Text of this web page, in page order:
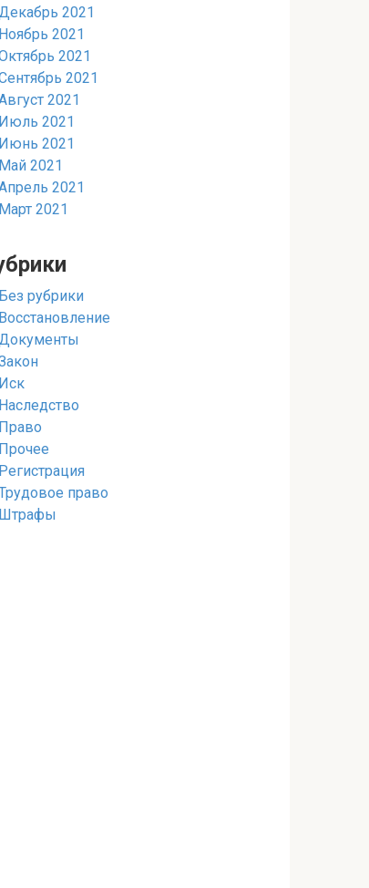
2021
Ноябрь 2021
2021
2021
2021
Июль 2021
Июнь 2021
Май 2021
2021
Март 2021
Без рубрики
Восстановление
Иск
Наследство
Право
Прочее
Регистрация
право
Штрафы